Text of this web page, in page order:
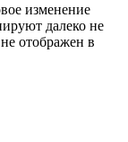
изменение
далеко не
отображен в